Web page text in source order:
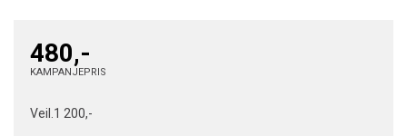
480,-
KAMPANJEPRIS
Veil. 1 200,-